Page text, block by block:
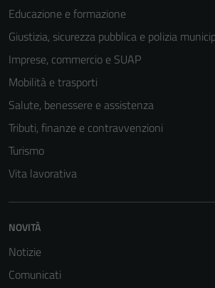
Educazione e formazione
Giustizia, sicurezza pubblica e polizia
Imprese, commercio e SUAP
Mobilità e trasporti
Salute, benessere e assistenza
Tributi, finanze e contravvenzioni
Turismo
Vita lavorativa
NOVITÀ
Notizie
Comunicati